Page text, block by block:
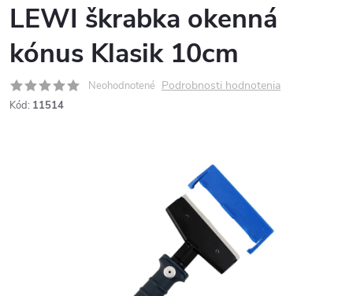
LEWI škrabka okenná
kónus Klasik 10cm
Neohodnotené Podrobnosti hodnotenia
Kód: 11514